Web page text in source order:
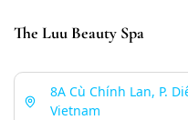
The Luu Beauty Spa
8A Cù Chính Lan, P.
Vietnam